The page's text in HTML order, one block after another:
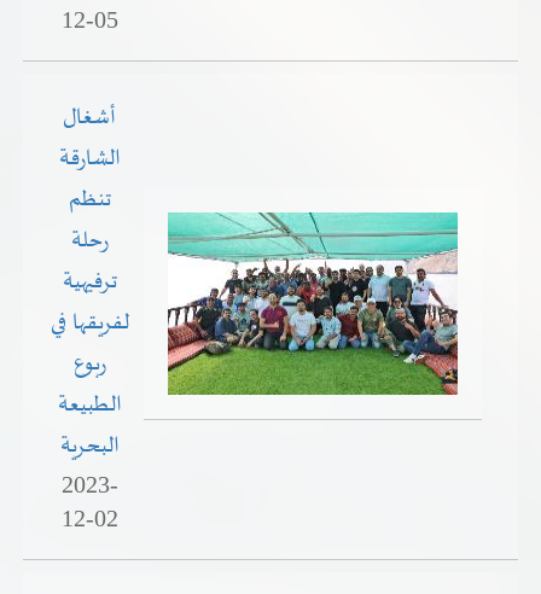
12-05
أشغال
الشارقة
تنظم
رحلة
ترفيهية
لفريقها في
ربوع
الطبيعة
البحرية
2023-
12-02